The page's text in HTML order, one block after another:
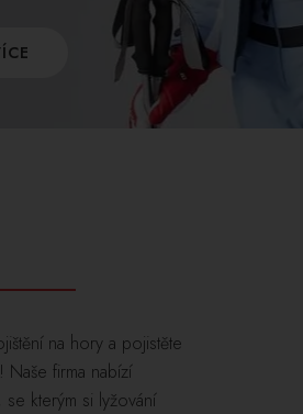
na hory a pojistěte
firma nabízí
kterým si lyžování